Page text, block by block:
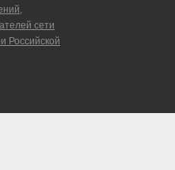
сети
Российской